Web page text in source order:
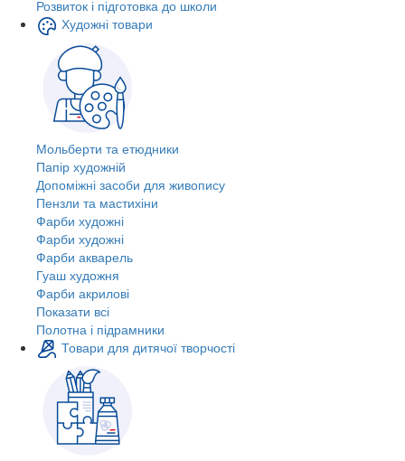
Розвиток і підготовка до школи
Художні товари
Мольберти та етюдники
Папір художній
Допоміжні засоби для живопису
Пензли та мастихіни
Фарби художні
Фарби художні
Фарби акварель
Гуаш художня
Фарби акрилові
Показати всі
Полотна і підрамники
Товари для дитячої творчості